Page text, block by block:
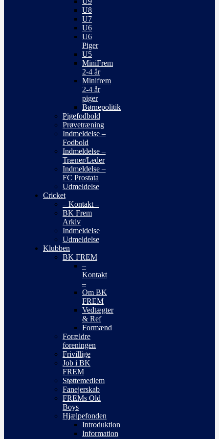
U8
U7
U6
U6
Piger
U5
MiniFrem
2-4 år
Minifrem
2-4 år
piger
Børnepolitik
Pigefodbold
Prøvetræning
Indmeldelse –
Fodbold
Indmeldelse –
Træner/Leder
Indmeldelse –
FC Prostata
Udmeldelse
Cricket
– Kontakt –
BK Frem
Arkiv
Indmeldelse
Udmeldelse
Klubben
BK FREM
–
Kontakt
–
Om BK
FREM
Vedtægter
& Ref
Formænd
Forældre
foreningen
Frivillige
Job i BK
FREM
Støttemedlem
Fanejerskab
FREMs Old
Boys
Hjælpefonden
Introduktion
Information